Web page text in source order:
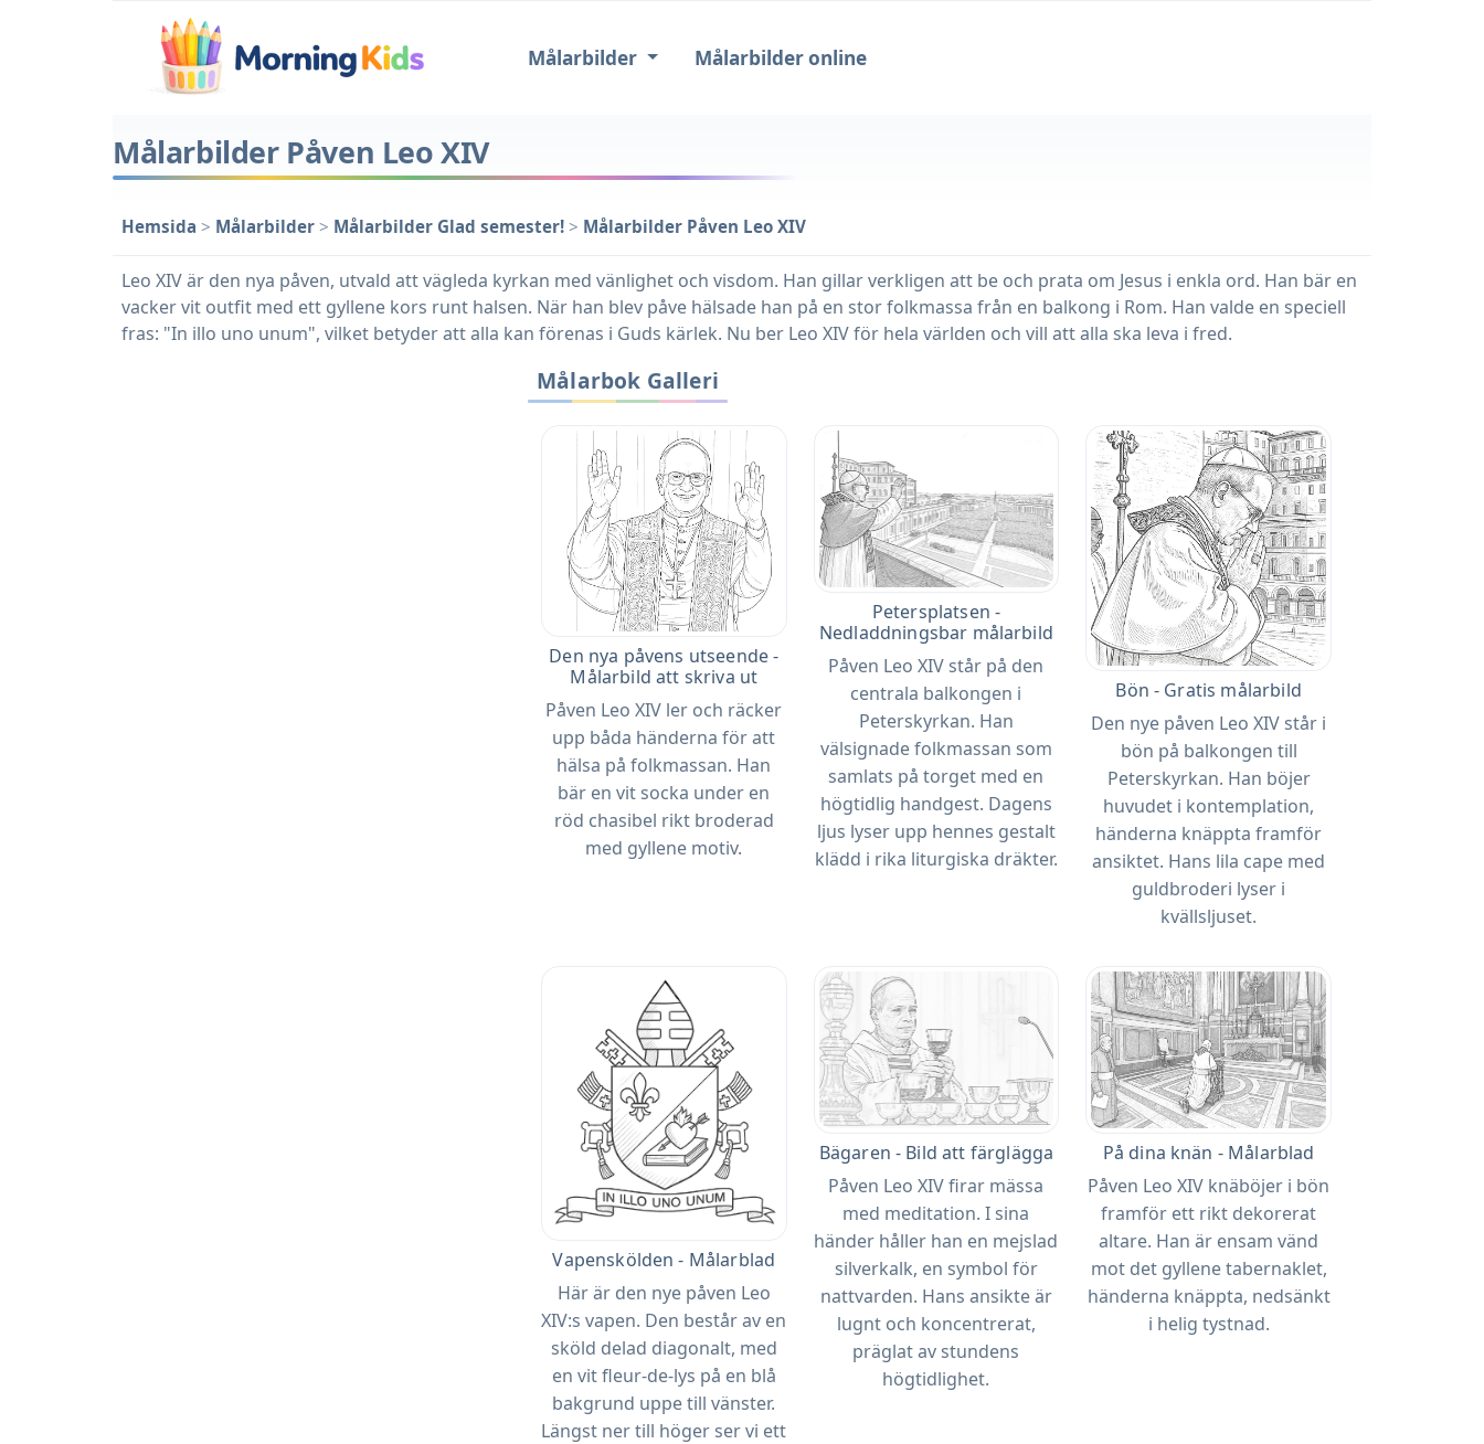
Målarbilder Målarbilder online
Målarbilder Påven Leo XIV
Hemsida > Målarbilder > Målarbilder Glad semester! > Målarbilder Påven Leo XIV
Leo XIV är den nya påven, utvald att vägleda kyrkan med vänlighet och visdom. Han gillar verkligen att be och prata om Jesus i enkla ord. Han bär en
vacker vit outfit med ett gyllene kors runt halsen. När han blev påve hälsade han på en stor folkmassa från en balkong i Rom. Han valde en speciell
fras: "In illo uno unum", vilket betyder att alla kan förenas i Guds kärlek. Nu ber Leo XIV för hela världen och vill att alla ska leva i fred.
Målarbok Galleri
Den nya påvens utseende -
Målarbild att skriva ut
Påven Leo XIV ler och räcker
upp båda händerna för att
hälsa på folkmassan. Han
bär en vit socka under en
röd chasibel rikt broderad
med gyllene motiv.
Petersplatsen -
Nedladdningsbar målarbild
Påven Leo XIV står på den
centrala balkongen i
Peterskyrkan. Han
välsignade folkmassan som
samlats på torget med en
högtidlig handgest. Dagens
ljus lyser upp hennes gestalt
klädd i rika liturgiska dräkter.
Bön - Gratis målarbild
Den nye påven Leo XIV står i
bön på balkongen till
Peterskyrkan. Han böjer
huvudet i kontemplation,
händerna knäppta framför
ansiktet. Hans lila cape med
guldbroderi lyser i
kvällsljuset.
Vapenskölden - Målarblad
Här är den nye påven Leo
XIV:s vapen. Den består av en
sköld delad diagonalt, med
en vit fleur-de-lys på en blå
bakgrund uppe till vänster.
Längst ner till höger ser vi ett
Bägaren - Bild att färglägga
Påven Leo XIV firar mässa
med meditation. I sina
händer håller han en mejslad
silverkalk, en symbol för
nattvarden. Hans ansikte är
lugnt och koncentrerat,
präglat av stundens
högtidlighet.
På dina knän - Målarblad
Påven Leo XIV knäböjer i bön
framför ett rikt dekorerat
altare. Han är ensam vänd
mot det gyllene tabernaklet,
händerna knäppta, nedsänkt
i helig tystnad.